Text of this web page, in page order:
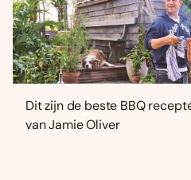
Dit zijn de beste BBQ
van Jamie Oliver